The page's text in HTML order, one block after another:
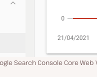
Search Console Core Web